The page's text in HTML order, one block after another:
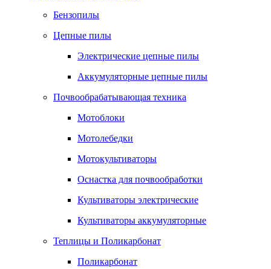
Бензопилы
Цепные пилы
Электрические цепные пилы
Аккумуляторные цепные пилы
Почвообрабатывающая техника
Мотоблоки
Мотолебедки
Мотокультиваторы
Оснастка для почвообработки
Культиваторы электрические
Культиваторы аккумуляторные
Теплицы и Поликарбонат
Поликарбонат